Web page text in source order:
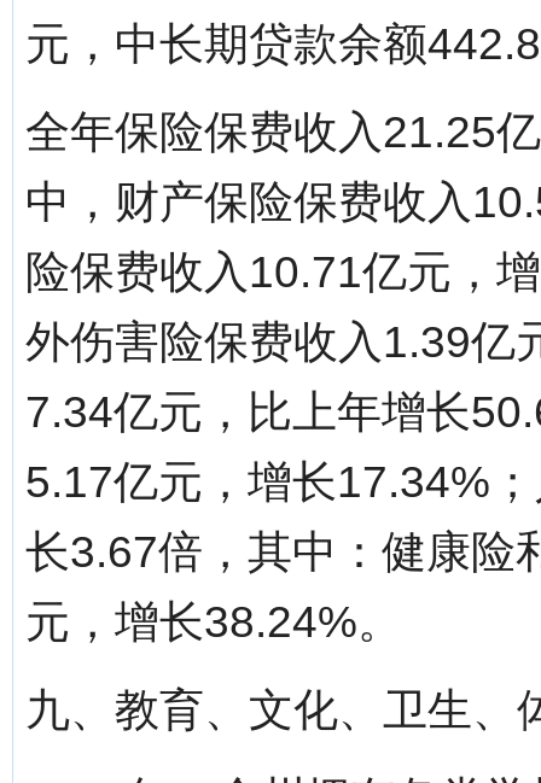
元，中长期贷款余额
全年保险保费收入21.25
中，财产保险保费收入
险保费收入10.71亿元，
外伤害险保费收入1.39亿
7.34亿元，比上年增长
5.17亿元，增长17.34%
长3.67倍，其中：健康险
元，增长38.24%。
九、教育、文化、卫生、